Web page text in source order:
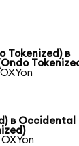
Tokenized) в
в Occidental